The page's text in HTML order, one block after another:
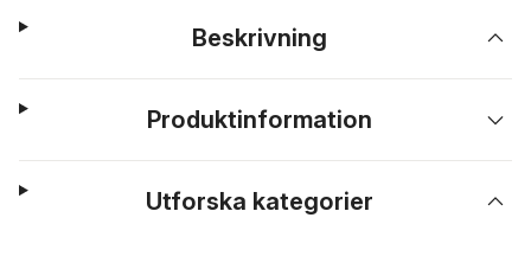
Beskrivning
Produktinformation
Utforska kategorier